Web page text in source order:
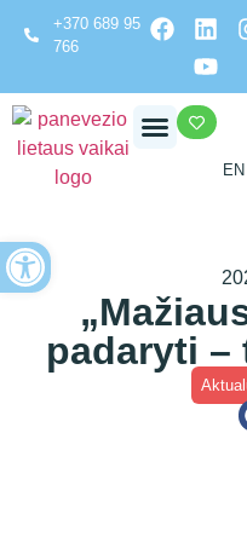
Open toolbar
+370 689 95
766
EN
padaryti –